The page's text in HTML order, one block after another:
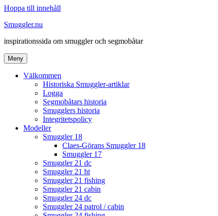
Hoppa till innehåll
Smuggler.nu
inspirationssida om smuggler och segmobåtar
Meny
Välkommen
Historiska Smuggler-artiklar
Logga
Segmobåtars historia
Smugglers historia
Integritetspolicy
Modeller
Smuggler 18
Claes-Görans Smuggler 18
Smuggler 17
Smuggler 21 dc
Smuggler 21 ht
Smuggler 21 fishing
Smuggler 21 cabin
Smuggler 24 dc
Smuggler 24 patrol / cabin